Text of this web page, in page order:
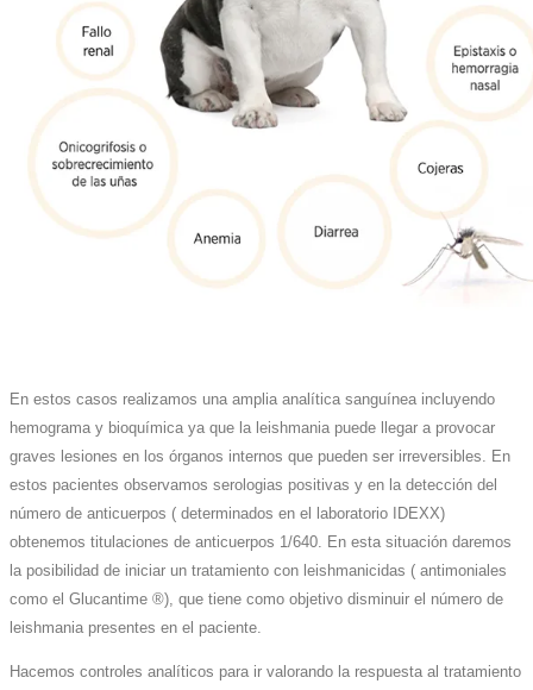
En estos casos realizamos una amplia analítica sanguínea incluyendo
hemograma y bioquímica ya que la leishmania puede llegar a provocar
graves lesiones en los órganos internos que pueden ser irreversibles. En
estos pacientes observamos serologias positivas y en la detección del
número de anticuerpos ( determinados en el laboratorio IDEXX)
obtenemos titulaciones de anticuerpos 1/640. En esta situación daremos
la posibilidad de iniciar un tratamiento con leishmanicidas ( antimoniales
como el Glucantime ®), que tiene como objetivo disminuir el número de
leishmania presentes en el paciente.
Hacemos controles analíticos para ir valorando la respuesta al tratamiento